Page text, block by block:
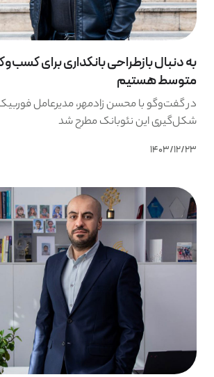
به دنبال بازطراحی بانکداری برای
متوسط هستیم
در گفت‌وگو با محسن زادمهر، مدیرعامل
شکل‌گیری این نئوبانک مطرح شد
1403/12/23